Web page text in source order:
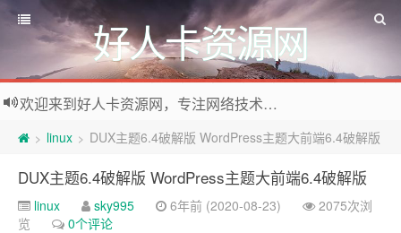
好人卡资源网
欢迎来到好人卡资源网，专注网络技术资源收集，我们不仅是网络资源的搬运工，也生产原创资源。寻找资源请留言或关注公众号:烈日下的男人
> linux > DUX主题6.4破解版 WordPress主题大前端6.4破解版
DUX主题6.4破解版 WordPress主题大前端6.4破解版
linux sky995 6年前 (2020-08-23)
2075次浏
览
0个评论